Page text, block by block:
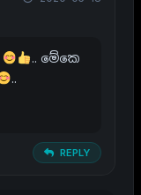
.. මේකෙ
..
REPLY